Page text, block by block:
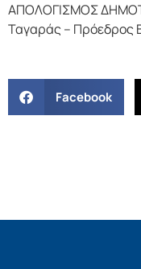
ΑΠΟΛΟΓΙΣΜΟΣ
Ταγαράς – Πρόεδρος
Facebook